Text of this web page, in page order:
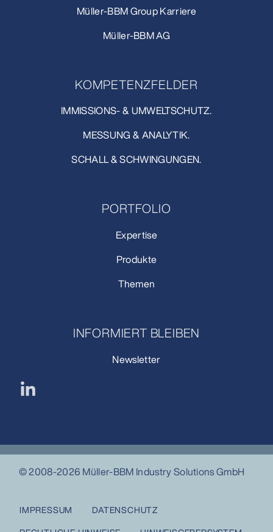
Müller-BBM Group Karriere
Müller-BBM AG
KOMPETENZFELDER
IMMISSIONS- & UMWELTSCHUTZ.
MESSUNG & ANALYTIK.
SCHALL & SCHWINGUNGEN.
PORTFOLIO
Expertise
Produkte
Themen
INFORMIERT BLEIBEN
Newsletter
© 2008-2026 Müller-BBM Industry Solutions GmbH
IMPRESSUM
DATENSCHUTZ